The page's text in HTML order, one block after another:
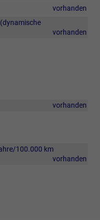
vorhanden
vorhanden
vorhanden
100.000 km
vorhanden